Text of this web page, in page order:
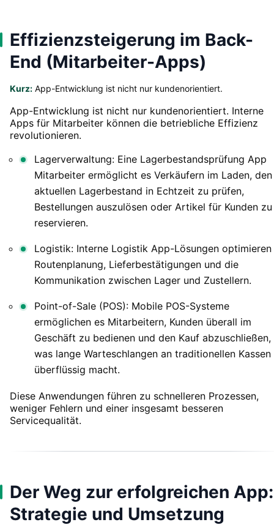
Effizienzsteigerung im Back-
End (Mitarbeiter-Apps)
Kurz: App-Entwicklung ist nicht nur kundenorientiert.
App-Entwicklung ist nicht nur kundenorientiert. Interne
Apps für Mitarbeiter können die betriebliche Effizienz
revolutionieren.
Lagerverwaltung: Eine Lagerbestandsprüfung App
Mitarbeiter ermöglicht es Verkäufern im Laden, den
aktuellen Lagerbestand in Echtzeit zu prüfen,
Bestellungen auszulösen oder Artikel für Kunden zu
reservieren.
Logistik: Interne Logistik App-Lösungen optimieren
Routenplanung, Lieferbestätigungen und die
Kommunikation zwischen Lager und Zustellern.
Point-of-Sale (POS): Mobile POS-Systeme
ermöglichen es Mitarbeitern, Kunden überall im
Geschäft zu bedienen und den Kauf abzuschließen,
was lange Warteschlangen an traditionellen Kassen
überflüssig macht.
Diese Anwendungen führen zu schnelleren Prozessen,
weniger Fehlern und einer insgesamt besseren
Servicequalität.
Der Weg zur erfolgreichen App:
Strategie und Umsetzung